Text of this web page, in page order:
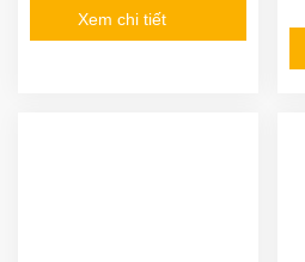
Xem chi tiết